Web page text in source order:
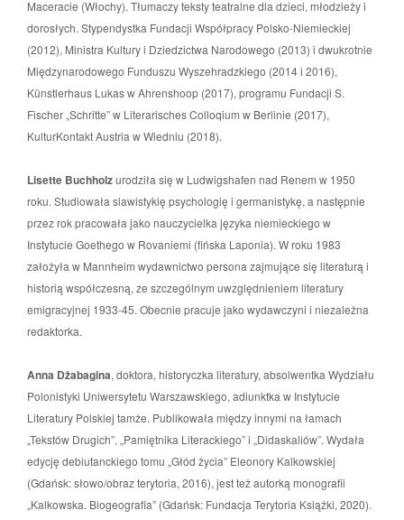
Maceracie (Włochy). Tłumaczy teksty teatralne dla dzieci, młodzieży i
dorosłych. Stypendystka Fundacji Współpracy Polsko-Niemieckiej
(2012), Ministra Kultury i Dziedzictwa Narodowego (2013) i dwukrotnie
Międzynarodowego Funduszu Wyszehradzkiego (2014 i 2016),
Künstlerhaus Lukas w Ahrenshoop (2017), programu Fundacji S.
Fischer „Schritte” w Literarisches Colloqium w Berlinie (2017),
KulturKontakt Austria w Wiedniu (2018).
Lisette Buchholzurodziła się w Ludwigshafen nad Renem w 1950
roku. Studiowała slawistykię psychologię i germanistykę, a następnie
przez rok pracowała jako nauczycielka języka niemieckiego w
Instytucie Goethego w Rovaniemi (fińska Laponia). W roku 1983
założyła w Mannheim wydawnictwo persona zajmujące się literaturą i
historią współczesną, ze szczególnym uwzględnieniem literatury
emigracyjnej 1933-45. Obecnie pracuje jako wydawczyni i niezależna
redaktorka.
Anna Dżabagina, doktora, historyczka literatury, absolwentka Wydziału
Polonistyki Uniwersytetu Warszawskiego, adiunktka w Instytucie
Literatury Polskiej tamże. Publikowała między innymi na łamach
„Tekstów Drugich”, „Pamiętnika Literackiego” i „Didaskaliów”. Wydała
edycję debiutanckiego tomu „Głód życia” Eleonory Kalkowskiej
(Gdańsk: słowo/obraz terytoria, 2016), jest też autorką monografii
„Kalkowska. Biogeografia” (Gdańsk: Fundacja Terytoria Książki, 2020).